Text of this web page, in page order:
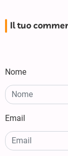
Il tuo
Nome
Email